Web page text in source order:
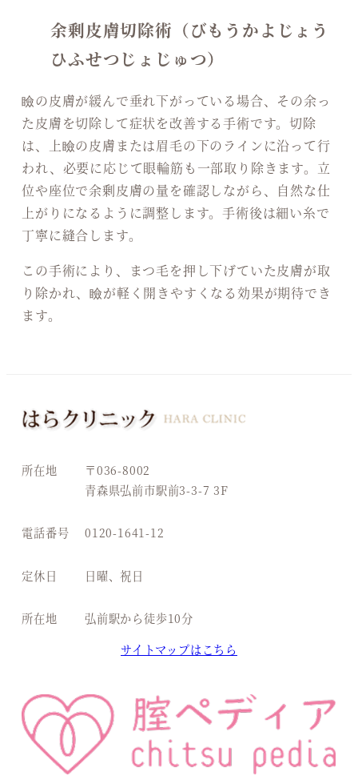
余剰皮膚切除術（びもうかよじょう
ひふせつじょじゅつ）
瞼の皮膚が緩んで垂れ下がっている場合、その余っ
た皮膚を切除して症状を改善する手術です。切除
は、上瞼の皮膚または眉毛の下のラインに沿って行
われ、必要に応じて眼輪筋も一部取り除きます。立
位や座位で余剰皮膚の量を確認しながら、自然な仕
上がりになるように調整します。手術後は細い糸で
丁寧に縫合します。
この手術により、まつ毛を押し下げていた皮膚が取
り除かれ、瞼が軽く開きやすくなる効果が期待でき
ます。
所在地
〒036-8002
青森県弘前市駅前3-3-7 3F
電話番号 0120-1641-12
定休日 日曜、祝日
所在地
弘前駅から徒歩10分
サイトマップはこちら